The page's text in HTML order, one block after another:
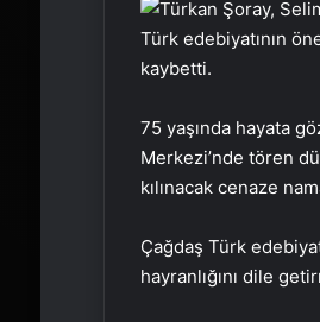
Türk edebiyatının
kaybetti.
75 yaşında hayata
Merkezi’nde tören
kılınacak cenaze
Çağdaş Türk
hayranlığını dile